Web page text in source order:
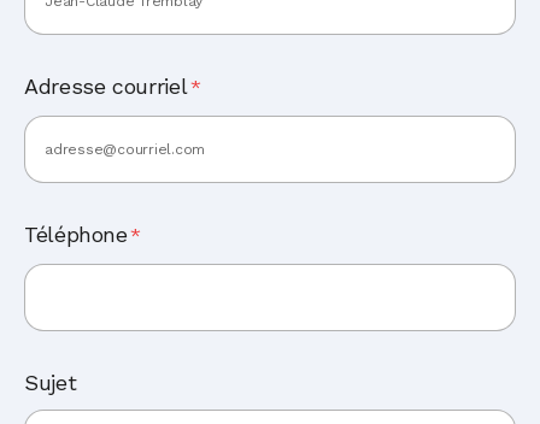
Adresse courriel*
Téléphone*
Sujet